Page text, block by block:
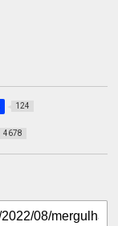
124
4678